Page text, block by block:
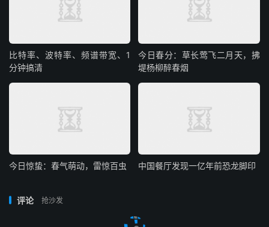
比特率、波特率、频谱带宽、1
分钟搞清
今日春分：草长莺飞二月天，拂
堤杨柳醉春烟
今日惊蛰：春气萌动，雷惊百虫 中国餐厅发现一亿年前恐龙脚印
评论 抢沙发